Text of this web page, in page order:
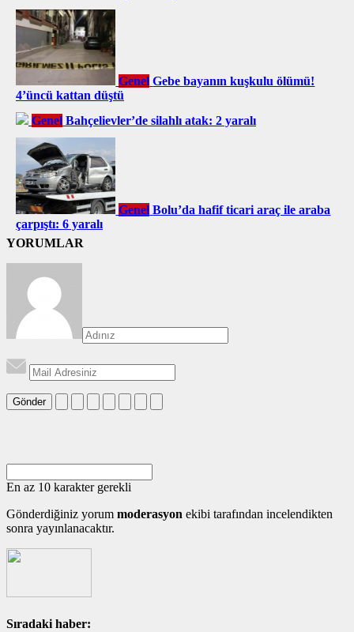
Genel Gebe bayanın kuşkulu ölümü!
4’üncü kattan düştü
Genel Bahçelievler’de silahlı atak: 2 yaralı
Genel Bolu’da hafif ticari araç ile araba
çarpıştı: 6 yaralı
YORUMLAR
Gönder
En az 10 karakter gerekli
Gönderdiğiniz yorum moderasyon ekibi tarafından incelendikten
sonra yayınlanacaktır.
Sıradaki haber: